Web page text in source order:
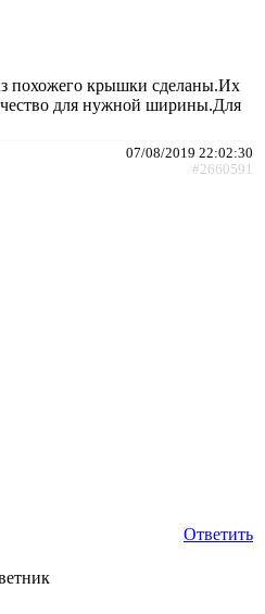
похожего крышки сделаны.Их
для нужной ширины.Для
07/08/2019 22:02:30
#2660591
Ответить